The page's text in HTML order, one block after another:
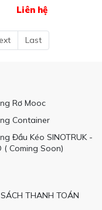
Liên hệ
Last
Rơ Mooc
Container
Đầu Kéo SINOTRUK -
( Coming Soon)
THANH TOÁN